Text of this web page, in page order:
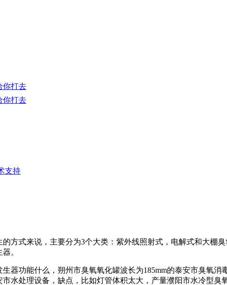
支持
式来说，主要分为3个大类：紫外线照射式，电解式和大棚臭
。
器功能什么， 朔州市臭氧氧化罐波长为185mm的泰安市臭氧消
市水处理设备， 缺点，比如灯管体积太大，产量濮阳市水冷型臭